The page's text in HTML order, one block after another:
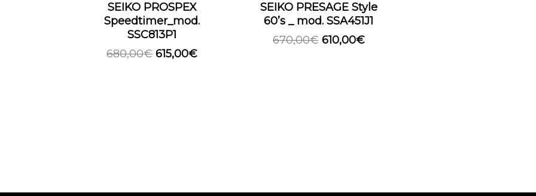
SEIKO PROSPEX
Speedtimer_mod.
SSC813P1
680,00€ 615,00€
SEIKO PRESAGE Style
60’s _ mod. SSA451J1
670,00€ 610,00€